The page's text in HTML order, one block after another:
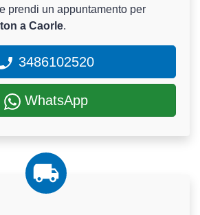
prendi un appuntamento per
a Caorle.
3486102520
WhatsApp